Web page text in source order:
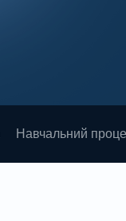
Навчальний